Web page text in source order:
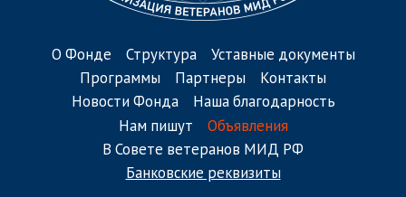
О Фонде Структура
Уставные документы
Программы
Партнеры
Контакты
Новости Фонда
Наша благодарность
Нам пишут
Объявления
В Совете ветеранов МИД РФ
Банковские реквизиты